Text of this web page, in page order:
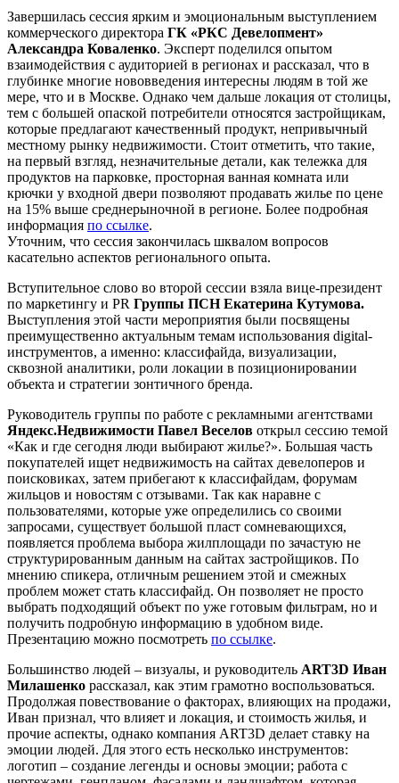
Завершилась сессия ярким и эмоциональным выступлением
коммерческого директора ГК «РКС Девелопмент»
Александра Коваленко. Эксперт поделился опытом
взаимодействия с аудиторией в регионах и рассказал, что в
глубинке многие нововведения интересны людям в той же
мере, что и в Москве. Однако чем дальше локация от столицы,
тем с большей опаской потребители относятся застройщикам,
которые предлагают качественный продукт, непривычный
местному рынку недвижимости. Стоит отметить, что такие,
на первый взгляд, незначительные детали, как тележка для
продуктов на парковке, просторная ванная комната или
крючки у входной двери позволяют продавать жилье по цене
на 15% выше среднерыночной в регионе. Более подробная
информация по ссылке.
Уточним, что сессия закончилась шквалом вопросов
касательно аспектов регионального опыта.
Вступительное слово во второй сессии взяла вице-президент
по маркетингу и PR Группы ПСН Екатерина Кутумова.
Выступления этой части мероприятия были посвящены
преимущественно актуальным темам использования digital-
инструментов, а именно: классифайда, визуализации,
сквозной аналитики, роли локации в позиционировании
объекта и стратегии зонтичного бренда.
Руководитель группы по работе с рекламными агентствами
Яндекс.Недвижимости Павел Веселов открыл сессию темой
«Как и где сегодня люди выбирают жилье?». Большая часть
покупателей ищет недвижимость на сайтах девелоперов и
поисковиках, затем прибегают к классифайдам, форумам
жильцов и новостям с отзывами. Так как наравне с
пользователями, которые уже определились со своими
запросами, существует большой пласт сомневающихся,
появляется проблема выбора жилплощади по зачастую не
структурированным данным на сайтах застройщиков. По
мнению спикера, отличным решением этой и смежных
проблем может стать классифайд. Он позволяет не просто
выбрать подходящий объект по уже готовым фильтрам, но и
получить подробную информацию в удобном виде.
Презентацию можно посмотреть по ссылке.
Большинство людей – визуалы, и руководитель ART3D Иван
Милашенко рассказал, как этим грамотно воспользоваться.
Продолжая повествование о факторах, влияющих на продажи,
Иван признал, что влияет и локация, и стоимость жилья, и
прочие аспекты, однако компания ART3D делает ставку на
эмоции людей. Для этого есть несколько инструментов:
логотип – создание легенды и основы эмоции; работа с